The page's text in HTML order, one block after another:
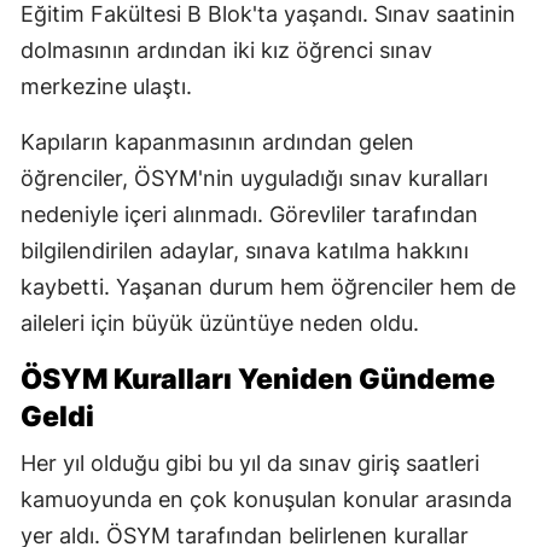
Eğitim Fakültesi B Blok'ta yaşandı. Sınav saatinin
dolmasının ardından iki kız öğrenci sınav
merkezine ulaştı.
Kapıların kapanmasının ardından gelen
öğrenciler, ÖSYM'nin uyguladığı sınav kuralları
nedeniyle içeri alınmadı. Görevliler tarafından
bilgilendirilen adaylar, sınava katılma hakkını
kaybetti. Yaşanan durum hem öğrenciler hem de
aileleri için büyük üzüntüye neden oldu.
ÖSYM Kuralları Yeniden Gündeme
Geldi
Her yıl olduğu gibi bu yıl da sınav giriş saatleri
kamuoyunda en çok konuşulan konular arasında
yer aldı. ÖSYM tarafından belirlenen kurallar